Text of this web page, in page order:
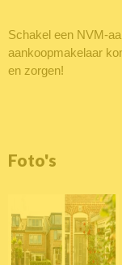
Schakel een NVM-
aankoopmakelaar
en zorgen!
Foto's